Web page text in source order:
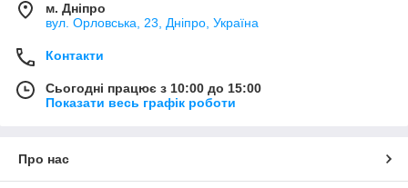
м. Дніпро
вул. Орловська, 23, Дніпро, Україна
Контакти
Сьогодні працює з 10:00 до 15:00
Показати весь графік роботи
Про нас